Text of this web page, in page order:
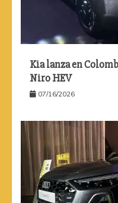
Kia lanza en
Niro HEV
07/16/2026